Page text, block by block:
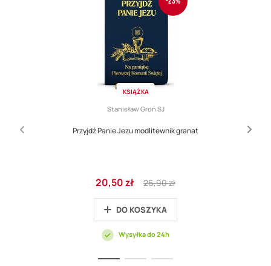
KSIĄŻKA
Stanisław Groń SJ
Przyjdź Panie Jezu modlitewnik granat
Cena
promocyjna
20,50 zł
Regular
Price
26,90 zł
DO KOSZYKA
Wysyłka do 24h